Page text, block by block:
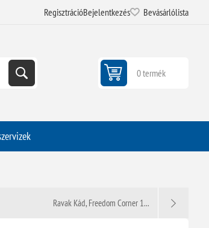
RegisztrációBejelentkezés Bevásárlólista
0 termék
Ravak Kád, Freedom Corner 1...